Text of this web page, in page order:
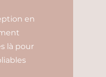
en
là pour